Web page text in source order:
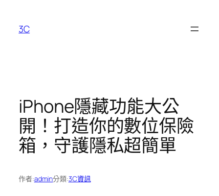
3C
iPhone隱藏功能大公
開！打造你的數位保險
箱，守護隱私超簡單
作者:admin分類:3C資訊